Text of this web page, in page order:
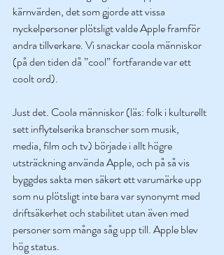
kärnvärden, det som gjorde att vissa
nyckelpersoner plötsligt valde Apple framför
andra tillverkare. Vi snackar coola människor
(på den tiden då ”cool” fortfarande var ett
coolt ord).
Just det. Coola människor (läs: folk i kulturellt
sett inflytelserika branscher som musik,
media, film och tv) började i allt högre
utsträckning använda Apple, och på så vis
byggdes sakta men säkert ett varumärke upp
som nu plötsligt inte bara var synonymt med
driftsäkerhet och stabilitet utan även med
personer som många såg upp till. Apple blev
hög status.